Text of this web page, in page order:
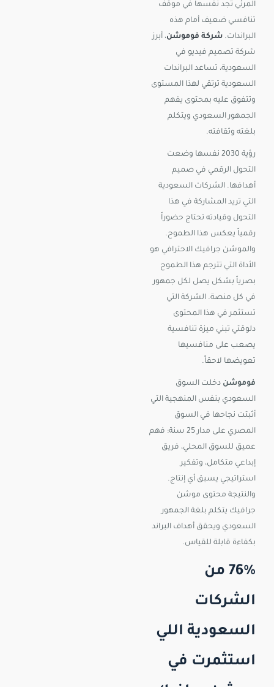
المرئي تجد نفسها في موقف
تنافسي ضعيف أمام هذه
البراندات. شركة فوموشن، أبرز
شركة تصميم فيديو في
السعودية، تساعد البراندات
السعودية ترتقي لهذا المستوى
وتتفوق عليه بمحتوى يفهم
الجمهور السعودي ويتكلم
بلغته وثقافته.
رؤية 2030 نفسها وضعت
التحول الرقمي في صميم
أهدافها. الشركات السعودية
التي تريد المشاركة في هذا
التحول وقيادته تحتاج حضوراً
رقمياً يعكس هذا الطموح.
والموشن جرافيك الاحترافي هو
الأداة التي تترجم هذا الطموح
بصرياً بشكل يصل لكل جمهور
في كل منصة. الشركة التي
تستثمر في هذا المحتوى
دلوقتي تبني ميزة تنافسية
يصعب على منافسيها
تعويضها لاحقاً.
فوموشن دخلت السوق
السعودي بنفس المنهجية التي
أثبتت نجاحها في السوق
المصري على مدار 25 سنة: فهم
عميق للسوق المحلي، فريق
إبداعي متكامل، وتفكير
استراتيجي يسبق أي إنتاج.
والنتيجة محتوى موشن
جرافيك يتكلم بلغة الجمهور
السعودي ويحقق أهداف البراند
بكفاءة قابلة للقياس.
76% من
الشركات
السعودية اللي
استثمرت في